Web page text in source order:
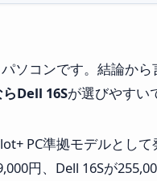
ソコンです。結論から
Dell 16Sが選びやすい
PC準拠モデルとし
円、Dell 16Sが